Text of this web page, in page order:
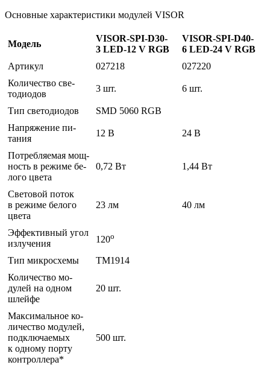
Основные характеристики модулей VISOR
Мо­дель
VISOR-SPI-D30-
3 LED-12 V RGB
VISOR-SPI-D40-
6 LED-24 V RGB
Ар­ти­кул
027218
027220
Ко­личес­тво све­
тоди­одов
3 шт. 6 шт.
Тип све­тоди­одов
SMD 5060 RGB
Нап­ря­жение пи­
тания
12 В 24 В
Пот­ребля­емая мощ­
ность в ре­жиме бе­
лого цве­та
0,72 Вт 1,44 Вт
Све­товой по­ток
в ре­жиме бе­лого
цве­та
23 лм 40 лм
Эф­фектив­ный угол
из­лу­чения
120o
Тип мик­росхе­мы
ТМ1914
Ко­личес­тво мо­
дулей на од­ном
шлей­фе
20 шт.
Мак­си­маль­ное ко­
личес­тво мо­дулей,
под­клю­ча­емых
к од­но­му пор­ту
кон­трол­ле­ра*
500 шт.